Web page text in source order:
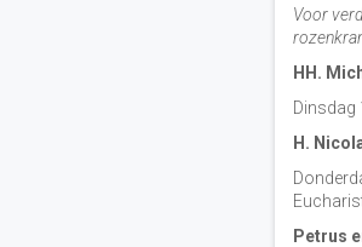
Voor
HH.
Dinsdag
H.
Petrus